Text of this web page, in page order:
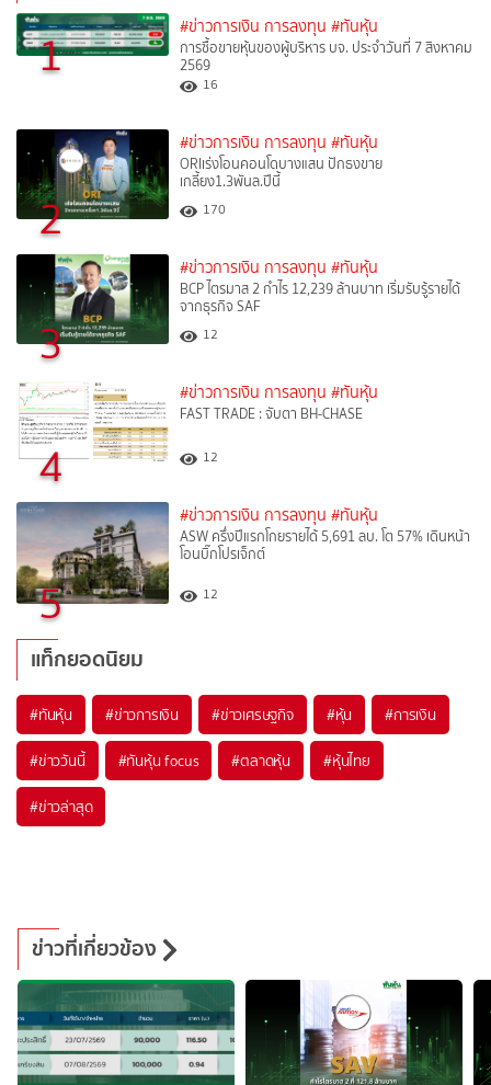
1 #ข่าวการเงิน การลงทุน #ทันหุ้น
การซื้อขายหุ้นของผู้บริหาร บจ. ประจำวันที่ 7 สิงหาคม
2569
16
2
#ข่าวการเงิน การลงทุน #ทันหุ้น
ORIเร่งโอนคอนโดบางแสน ปักธงขาย
เกลี้ยง1.3พันล.ปีนี้
170
3
#ข่าวการเงิน การลงทุน #ทันหุ้น
BCP ไตรมาส 2 กำไร 12,239 ล้านบาท เริ่มรับรู้รายได้
จากธุรกิจ SAF
12
4
#ข่าวการเงิน การลงทุน #ทันหุ้น
FAST TRADE : จับตา BH-CHASE
12
5
#ข่าวการเงิน การลงทุน #ทันหุ้น
ASW ครึ่งปีแรกโกยรายได้ 5,691 ลบ. โต 57% เดินหน้า
โอนบิ๊กโปรเจ็กต์
12
แท็กยอดนิยม
#ทันหุ้น #ข่าวการเงิน #ข่าวเศรษฐกิจ #หุ้น #การเงิน
#ข่าววันนี้ #ทันหุ้น focus #ตลาดหุ้น #หุ้นไทย
#ข่าวล่าสุด
ข่าวที่เกี่ยวข้อง